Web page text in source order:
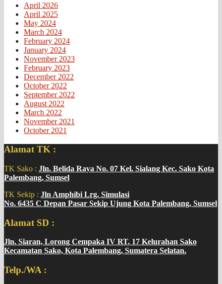
April 2026
April 2025
May 2024
March 2024
February 2024
January 2024
November 2023
February 2023
December 2022
October 2022
September 2022
August 2022
March 2022
November 2021
October 2021
Alamat TK :
TK Sako : Jln. Belida Raya No. 07 Kel. Sialang Kec. Sako Kota
Palembang, Sumsel
TK Sekip : Jln Amphibi Lrg. Simulasi
No. 6435 C Depan Pasar Sekip Ujung Kota Palembang, Sumsel
Alamat SD :
Jln. Siaran, Lorong Cempaka IV RT. 17 Kelurahan Sako
Kecamatan Sako, Kota Palembang, Sumatera Selatan.
Telp./WA :